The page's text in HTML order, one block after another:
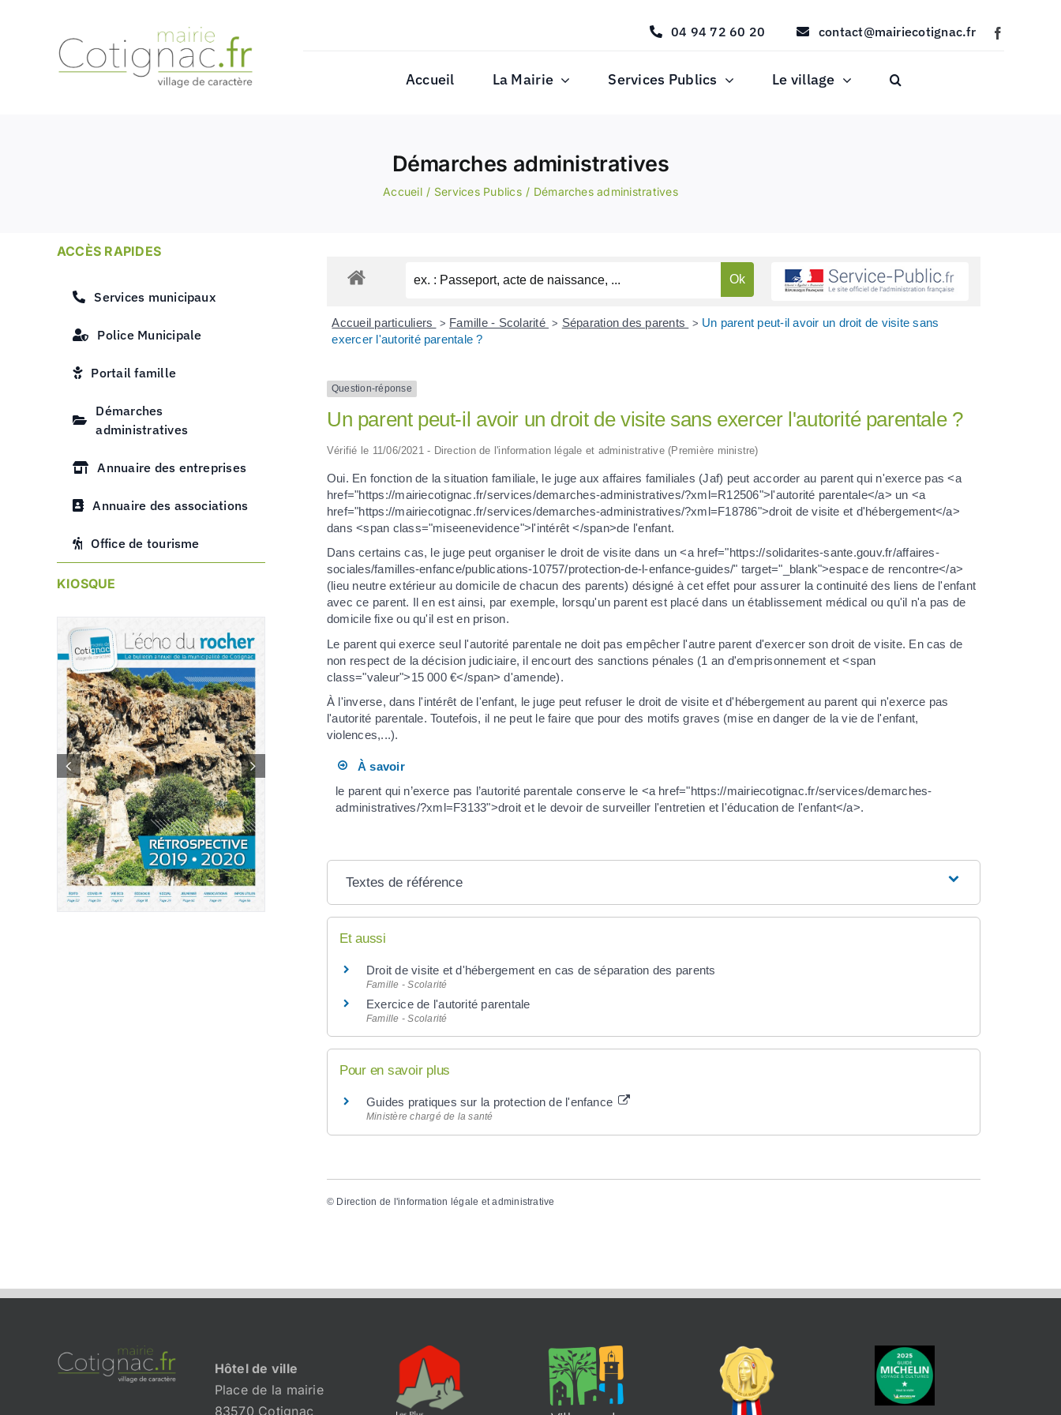
04 94 72 60 20 contact@mairiecotignac.fr
Accueil La Mairie Services Publics Le village
Démarches administratives
Accueil Services Publics Démarches administratives
ACCÈS RAPIDES
Services municipaux
Police Municipale
Portail famille
Démarches
administratives
Annuaire des entreprises
Annuaire des associations
Office de tourisme
KIOSQUE
Accueil particuliers > Famille - Scolarité > Séparation des parents > Un parent peut-il avoir un droit de visite sans
exercer l'autorité parentale ?
Question-réponse
Un parent peut-il avoir un droit de visite sans exercer l'autorité parentale ?
Vérifié le 11/06/2021 - Direction de l'information légale et administrative (Première ministre)
Oui. En fonction de la situation familiale, le juge aux affaires familiales (Jaf) peut accorder au parent qui n'exerce pas <a
href="https://mairiecotignac.fr/services/demarches-administratives/?xml=R12506">l'autorité parentale</a> un <a
href="https://mairiecotignac.fr/services/demarches-administratives/?xml=F18786">droit de visite et d'hébergement</a>
dans <span class="miseenevidence">l'intérêt </span>de l'enfant.
Dans certains cas, le juge peut organiser le droit de visite dans un <a href="https://solidarites-sante.gouv.fr/affaires-
sociales/familles-enfance/publications-10757/protection-de-l-enfance-guides/" target="_blank">espace de rencontre</a>
(lieu neutre extérieur au domicile de chacun des parents) désigné à cet effet pour assurer la continuité des liens de l'enfant
avec ce parent. Il en est ainsi, par exemple, lorsqu'un parent est placé dans un établissement médical ou qu'il n'a pas de
domicile fixe ou qu'il est en prison.
Le parent qui exerce seul l'autorité parentale ne doit pas empêcher l'autre parent d'exercer son droit de visite. En cas de
non respect de la décision judiciaire, il encourt des sanctions pénales (1 an d'emprisonnement et <span
class="valeur">15 000 €</span> d'amende).
À l'inverse, dans l'intérêt de l'enfant, le juge peut refuser le droit de visite et d'hébergement au parent qui n'exerce pas
l'autorité parentale. Toutefois, il ne peut le faire que pour des motifs graves (mise en danger de la vie de l'enfant,
violences,...).
À savoir
le parent qui n’exerce pas l’autorité parentale conserve le <a href="https://mairiecotignac.fr/services/demarches-
administratives/?xml=F3133">droit et le devoir de surveiller l'entretien et l'éducation de l'enfant</a>.
Textes de référence
Et aussi
Droit de visite et d'hébergement en cas de séparation des parents
Famille - Scolarité
Exercice de l'autorité parentale
Famille - Scolarité
Pour en savoir plus
Guides pratiques sur la protection de l'enfance
Ministère chargé de la santé
© Direction de l'information légale et administrative
Hôtel de ville
Place de la mairie
83570 Cotignac